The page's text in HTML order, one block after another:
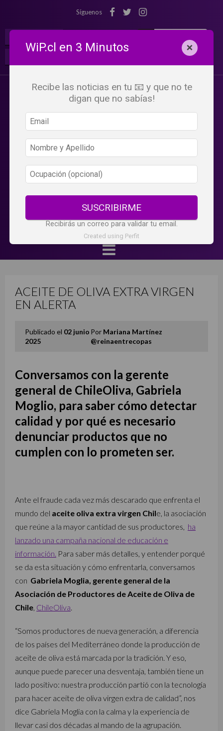
Síguenos
ACEITE DE OLIVA EXTRA VIRGEN
EN ALERTA
Publicado el 02 junio
2025
Por Mariana Martínez
@reinaentrecopas
Conversamos con la gerente
general de ChileOliva, Gabriela
Moglio, para saber cómo detectar
calidad y por qué es necesario
denunciar productos que no
cumplen con lo prometen ser.
Ante el fraude cada vez más descarado que enfrenta el
mundo del aceite oliva extra virgen Chile, la asociación
que reúne a la mayor cantidad de sus productores, ha
lanzado una campaña nacional de educación e
información. Para saber más detalles, y entender porqué
se da esta situación y cómo enfrentarla, conversamos
con Gabriela Moglia, gerente general de la
Asociación de Productores de Aceite de Oliva de
Chile ChileOliva
“Somos productores de nueva generación, a diferencia
de los países del Mediterráneo donde la producción de
aceite de oliva está marcada por la tradición. Y eso,
aunque puede parecer una desventaja, también tiene un
lado positivo: nuestra producción partió con la tecnología
para hacer aceite de oliva virgen extra de calidad”, nos
dice Gabriela Moglia con la calma y la experiencia de
llevar casi dos décadas al mando de la agrupación.
WiP.cl en 3 Minutos ×
Recibe las noticias en tu 📧 y que no te
digan que no sabías!
SUSCRIBIRME
Recibirás un correo para validar tu email.
Created using Perfit